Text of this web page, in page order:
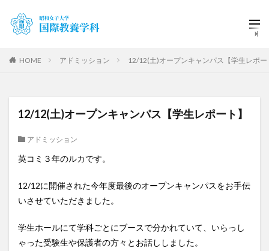
HOME アドミッション 12/12(土)オープンキャンパス【学生レポー
12/12(土)オープンキャンパス【学生レポート】
アドミッション
英コミ３年のルカです。
12/12に開催された今年度最後のオープンキャンパスをお手伝
いさせていただきました。
学生ホールにて学科ごとにブースで分かれていて、いらっし
ゃった受験生や保護者の方々とお話ししました。